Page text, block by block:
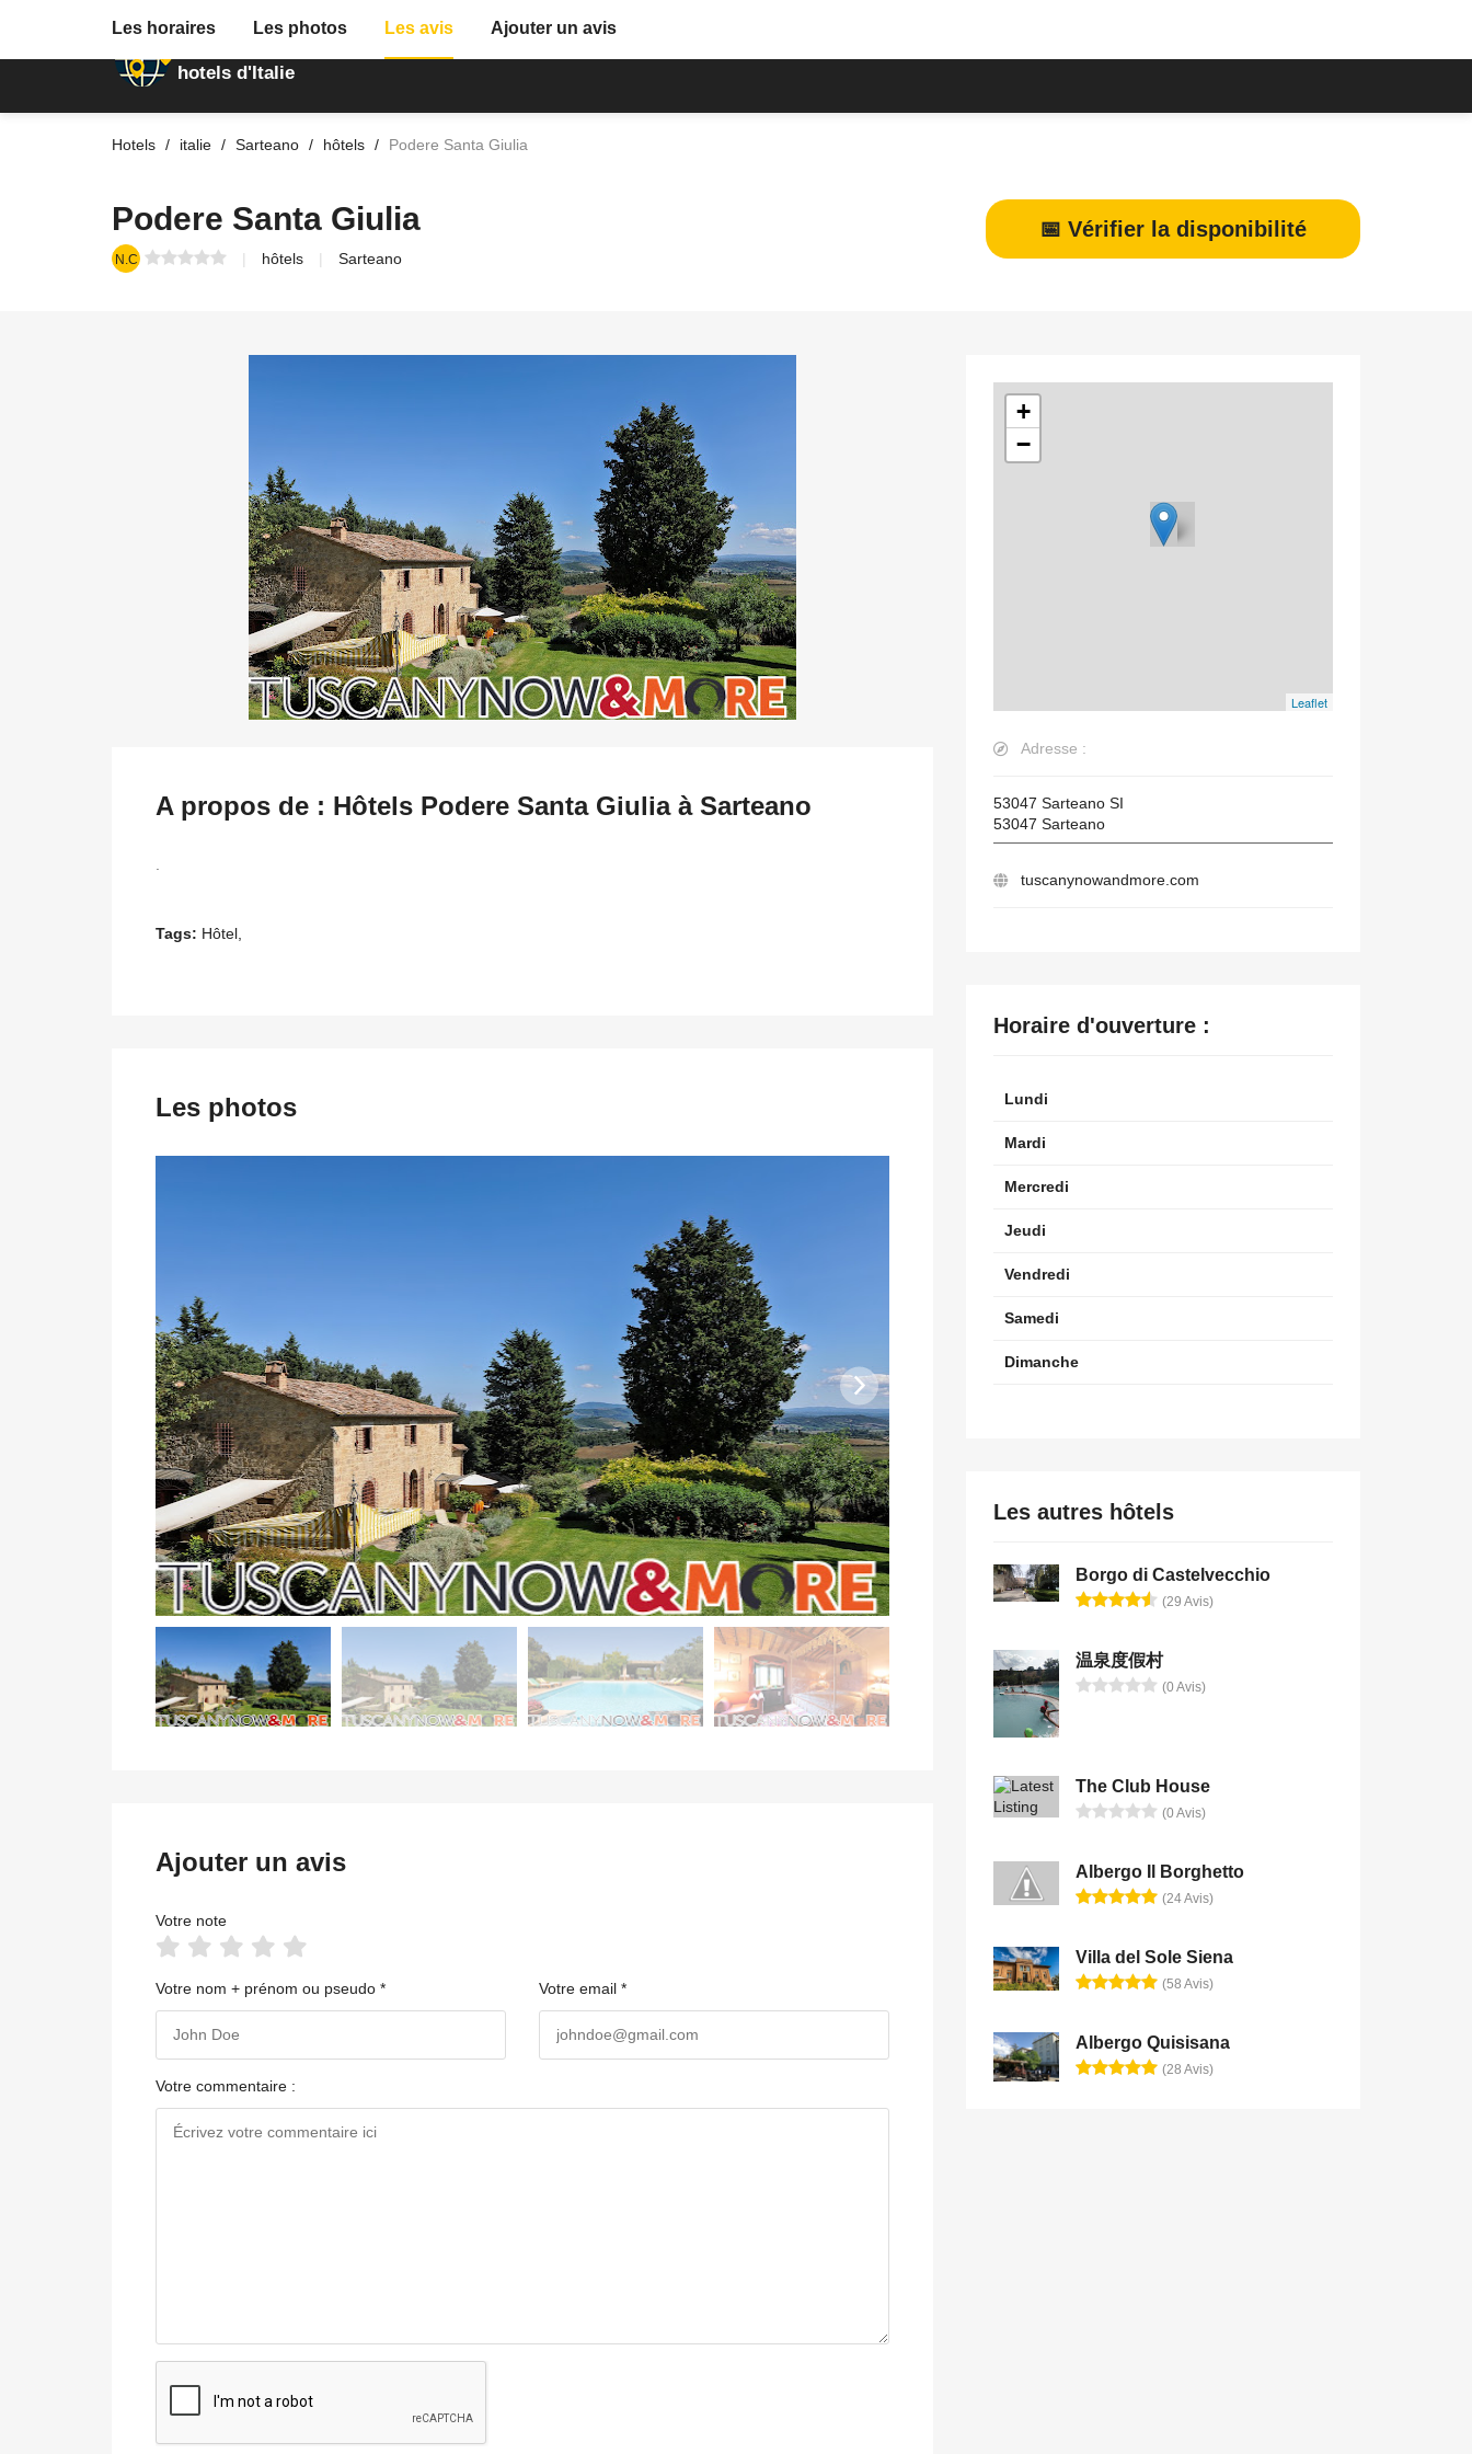
Annuaire des
hotels d'Italie
Hotels italie Sarteano hôtels Podere Santa Giulia
Podere Santa Giulia
N.C hôtels Sarteano
📅 Vérifier la disponibilité
Les horaires Les photos Les avis Ajouter un avis
A propos de : Hôtels Podere Santa Giulia à Sarteano
Tags: Hôtel,
Les photos
Ajouter un avis
Votre note
Votre nom + prénom ou pseudo * Votre email *
Votre commentaire :
+
−
Leaflet
Adresse :
53047 Sarteano SI
53047 Sarteano
tuscanynowandmore.com
Horaire d'ouverture :
Lundi
Mardi
Mercredi
Jeudi
Vendredi
Samedi
Dimanche
Les autres hôtels
Borgo di Castelvecchio
(29 Avis)
温泉度假村
(0 Avis)
The Club House
(0 Avis)
Albergo Il Borghetto
(24 Avis)
Villa del Sole Siena
(58 Avis)
Albergo Quisisana
(28 Avis)